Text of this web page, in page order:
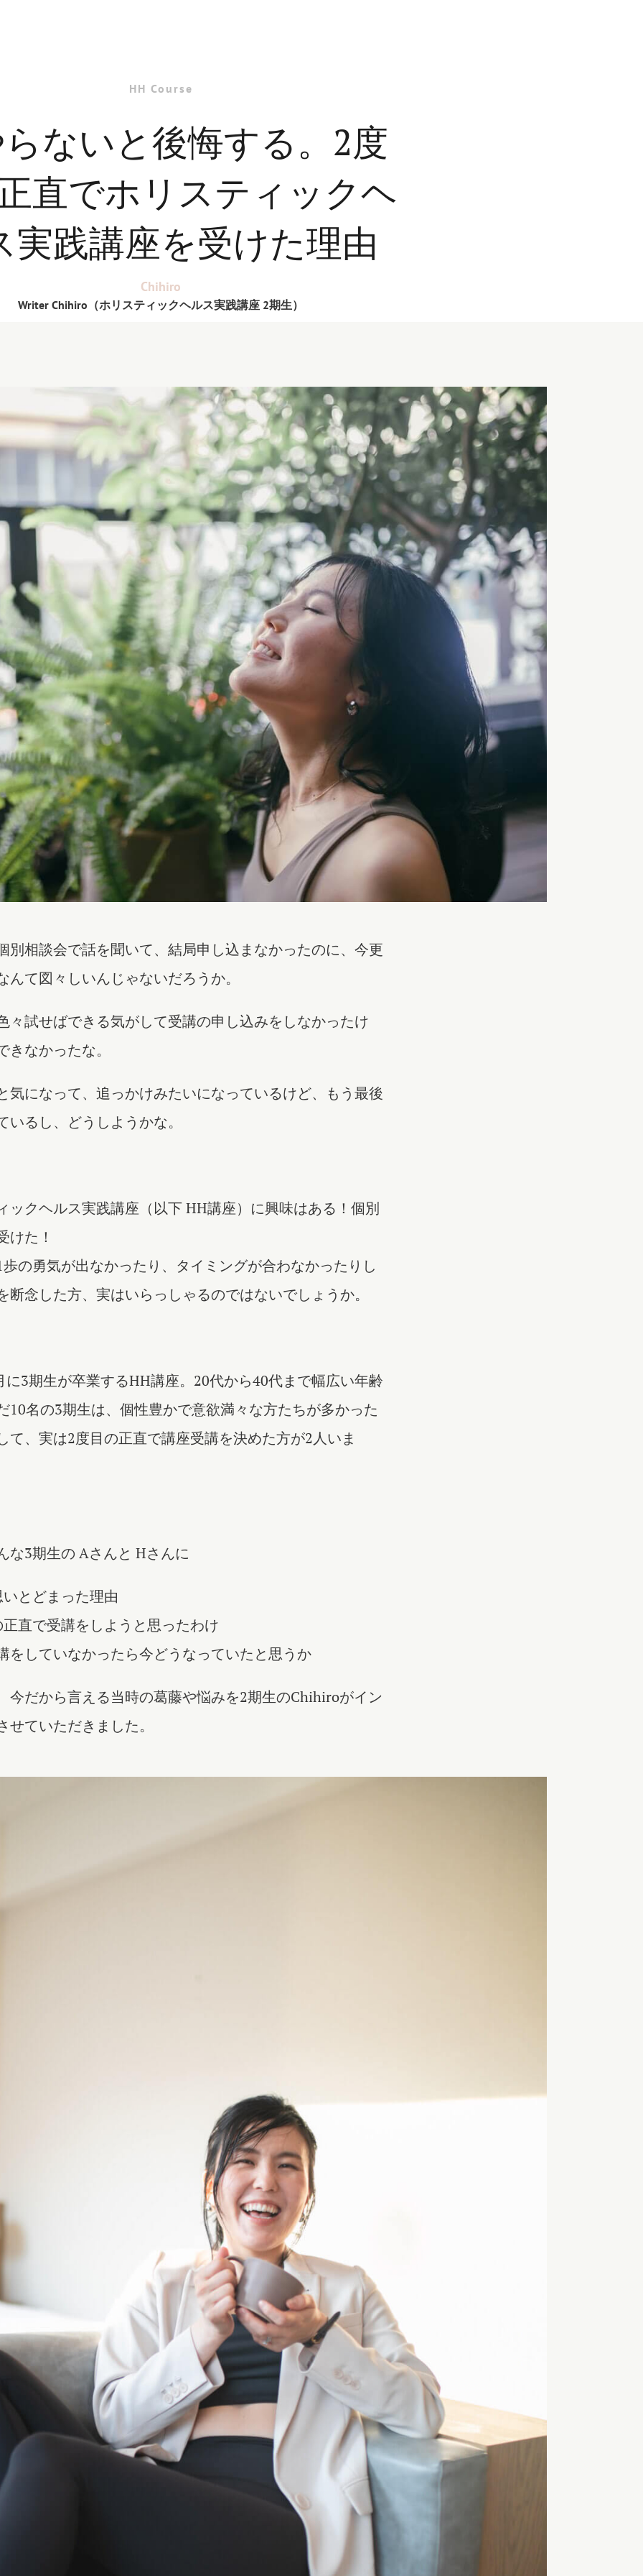
HH Course
ないと後悔する。2度
直でホリスティックヘ
実践講座を受けた理由
Chihiro
Writer Chihiro （ホリスティックヘルス実践講座 2期生）
別相談会で話を聞いて、結局申し込まなかったのに、今更
んて図々しいんじゃないだろうか。
々試せばできる気がして受講の申し込みをしなかったけ
きなかったな。
気になって、追っかけみたいになっているけど、もう最後
いるし、どうしようかな。
ックヘルス実践講座（以下 HH講座）に興味はある！個別
けた！
の勇気が出なかったり、タイミングが合わなかったりし
断念した方、実はいらっしゃるのではないでしょうか。
に3期生が卒業するHH講座。20代から40代まで幅広い年齢
10名の3期生は、個性豊かで意欲満々な方たちが多かった
て、実は2度目の正直で講座受講を決めた方が2人いま
な3期生の Aさんと Hさんに
とどまった理由
直で受講をしようと思ったわけ
をしていなかったら今どうなっていたと思うか
今だから言える当時の葛藤や悩みを2期生のChihiroがイン
せていただきました。